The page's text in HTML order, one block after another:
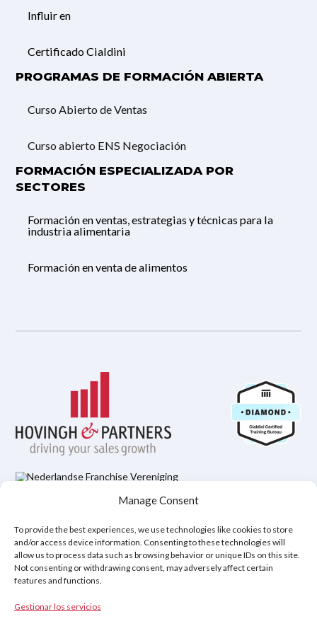
Manage Consent
To provide the best experiences, we use technologies like cookies to store
and/or access device information. Consenting to these technologies will
allow us to process data such as browsing behavior or unique IDs on this site.
Not consenting or withdrawing consent, may adversely affect certain
features and functions.
Gestionar los servicios
Influir en
Certificado Cialdini
PROGRAMAS DE FORMACIÓN ABIERTA
Curso Abierto de Ventas
Curso abierto ENS Negociación
FORMACIÓN ESPECIALIZADA POR
SECTORES
Formación en ventas, estrategias y técnicas para la
industria alimentaria
Formación en venta de alimentos
Política de Privacidad
Aviso legal
Política de cookies (UE)
Copyright © 2026
Hovingh & Partners